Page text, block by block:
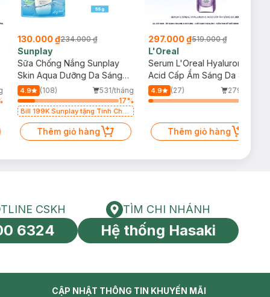
130.000 ₫234.000 ₫
Sunplay
Sữa Chống Nắng Sunplay
Skin Aqua Dưỡng Da Sáng
Mịn 55g
4.9 (108)
531/tháng
17%
Bill 199K Sunplay tặng Tinh Chất
Chống Nắng 7g trị giá 30K (SL có
hạn)
Thêm giỏ hàng
297.000 ₫519.000 ₫
L'Oreal
Serum L'Oreal Hyaluronic
Acid Cấp Ẩm Sáng Da 30ml
4.9 (27)
279/tháng
Thêm giỏ hàng
toàn cầu
HOTLINE CSKH
CSKH
6324
Tìm chi nhánh
TÌM CHI NHÁNH
Hệ thống Hasaki
CẬP NHẬT THÔNG TIN KHUYẾN MÃI